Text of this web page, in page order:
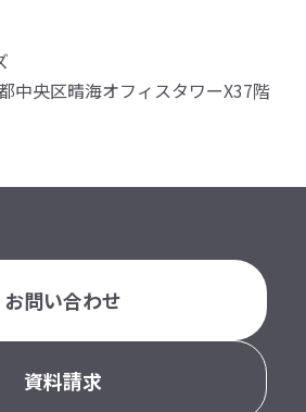
央区晴海オフィスタワーX37階
お問い合わせ
資料請求